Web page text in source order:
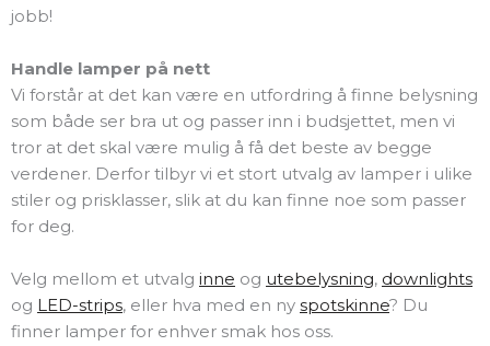
jobb!
Handle lamper på nett
Vi forstår at det kan være en utfordring å finne belysning
som både ser bra ut og passer inn i budsjettet, men vi
tror at det skal være mulig å få det beste av begge
verdener. Derfor tilbyr vi et stort utvalg av lamper i ulike
stiler og prisklasser, slik at du kan finne noe som passer
for deg.
Velg mellom et utvalg inne og utebelysning, downlights
og LED-strips, eller hva med en ny spotskinne? Du
finner lamper for enhver smak hos oss.